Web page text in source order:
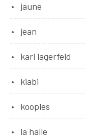
jaune
jean
karl lagerfeld
kiabi
kooples
la halle